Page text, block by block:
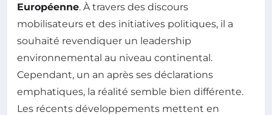
Européenne. À travers des discours
mobilisateurs et des initiatives politiques, il a
souhaité revendiquer un leadership
environnemental au niveau continental.
Cependant, un an après ses déclarations
emphatiques, la réalité semble bien différente.
Les récents développements mettent en